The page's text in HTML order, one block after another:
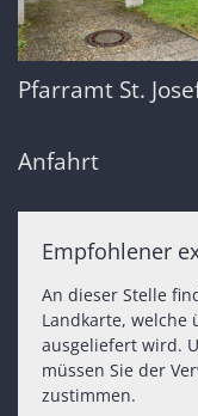
Pfarramt St.
Anfahrt
Empfohlener
An dieser Stelle
Landkarte, welche
ausgeliefert wird.
müssen Sie der
zustimmen.